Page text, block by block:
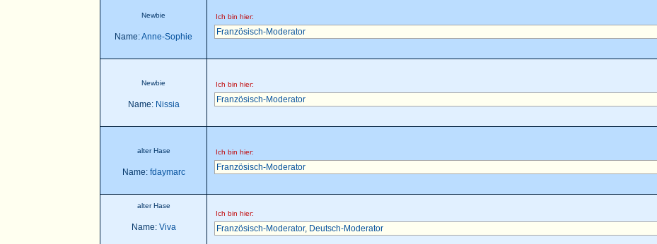
Newbie
Name:Anne-Sophie
Ich bin hier:
Französisch-Moderator
Newbie
Name: Nissia
Ich bin hier:
Französisch-Moderator
alter Hase
Name: fdaymarc
Ich bin hier:
Französisch-Moderator
alter Hase
Name: Viva
Ich bin hier:
Französisch-Moderator, Deutsch-Moderator